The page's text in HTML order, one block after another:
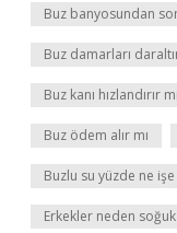
Buz banyosundan
Buz damarları
Buz kanı hızlandırır mı
Buz ödem alır mı
Buzlu su yüzde ne
Erkekler neden